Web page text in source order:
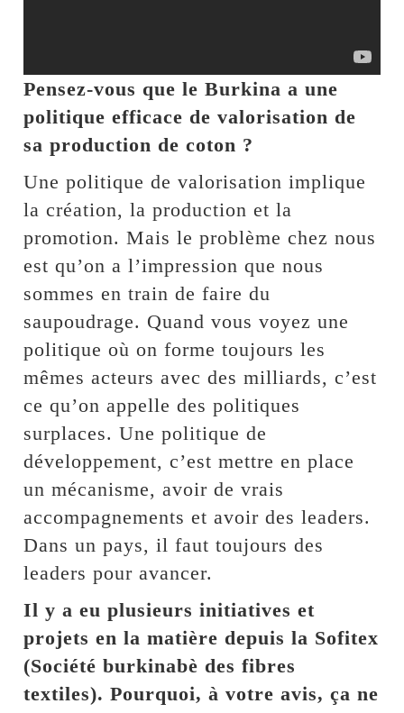
Pensez-vous que le Burkina a une
politique efficace de valorisation de
sa production de coton ?
Une politique de valorisation implique
la création, la production et la
promotion. Mais le problème chez nous
est qu’on a l’impression que nous
sommes en train de faire du
saupoudrage. Quand vous voyez une
politique où on forme toujours les
mêmes acteurs avec des milliards, c’est
ce qu’on appelle des politiques
surplaces. Une politique de
développement, c’est mettre en place
un mécanisme, avoir de vrais
accompagnements et avoir des leaders.
Dans un pays, il faut toujours des
leaders pour avancer.
Il y a eu plusieurs initiatives et
projets en la matière depuis la Sofitex
(Société burkinabè des fibres
textiles). Pourquoi, à votre avis, ça ne